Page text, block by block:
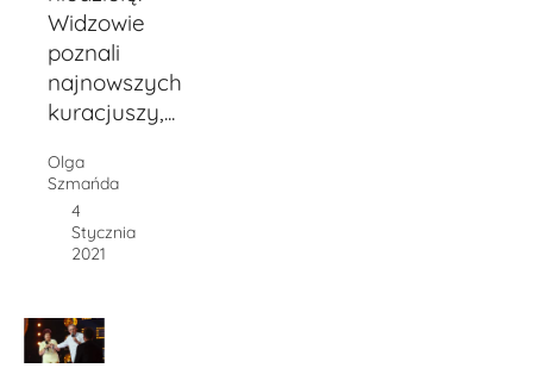
Widzowie
poznali
najnowszych
kuracjuszy,...
Olga
Szmańda
4
Stycznia
2021